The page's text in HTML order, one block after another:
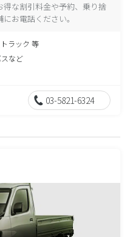
得な割引料金や予約、乗り捨
お電話ください。
ラック 等
スなど
03-5821-6324